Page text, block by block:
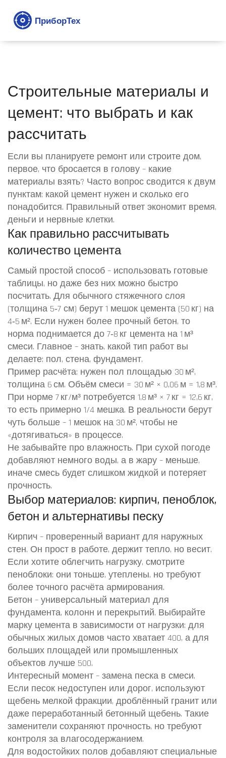
Строительные материалы и
цемент: что выбрать и как
рассчитать
Если вы планируете ремонт или строите дом,
первое, что бросается в голову – какие
материалы взять? Часто вопрос сводится к двум
пунктам: какой цемент нужен и сколько его
понадобится. Правильный ответ экономит время,
деньги и нервные клетки.
Как правильно рассчитывать
количество цемента
Самый простой способ – использовать готовые
таблицы, но даже без них можно быстро
посчитать. Для обычного стяжечного слоя
(толщина 5‑7 см) берут 1 мешок цемента (50 кг) на
4‑5 м². Если нужен более прочный бетон, то
норма поднимается до 7‑8 кг цемента на 1 м³
смеси. Главное – знать, какой тип работ вы
делаете: пол, стена, фундамент.
Пример расчёта: нужен пол площадью 30 м²,
толщина 6 см. Объём смеси = 30 м² × 0,06 м = 1,8 м³.
При норме 7 кг/м³ потребуется 1,8 м³ × 7 кг = 12,6 кг,
то есть примерно 1/4 мешка. В реальности берут
чуть больше – 1 мешок на 30 м², чтобы не
«дотягиваться» в процессе.
Не забывайте про влажность. При сухой погоде
добавляют немного воды, а в жару – меньше,
иначе смесь будет слишком жидкой и потеряет
прочность.
Выбор материалов: кирпич, пеноблок,
бетон и альтернативы песку
Кирпич – проверенный вариант для наружных
стен. Он прост в работе, держит тепло, но весит.
Если хотите облегчить нагрузку, смотрите
пеноблоки: они тоньше, утеплены, но требуют
более точного расчёта армирования.
Бетон – универсальный материал для
фундамента, колонн и перекрытий. Выбирайте
марку цемента в зависимости от нагрузки: для
обычных жилых домов часто хватает 400, а для
больших площадей или промышленных
объектов лучше 500.
Интересный момент – замена песка в смеси.
Если песок недоступен или дорог, используют
щебень мелкой фракции, дроблённый гранит или
даже переработанный бетонный щебень. Такие
заменители сохраняют прочность, но требуют
контроля за влагосодержанием.
Для водостойких полов добавляют специальные